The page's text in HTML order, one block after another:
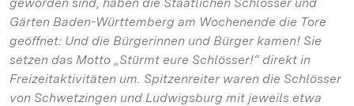
Gärten Baden-Württemberg am Wochenende die Tore
geöffnet: Und die Bürgerinnen und Bürger kamen! Sie
setzen das Motto „Stürmt eure Schlösser!“ direkt in
Freizeitaktivitäten um. Spitzenreiter waren die Schlösser
von Schwetzingen und Ludwigsburg mit jeweils etwa